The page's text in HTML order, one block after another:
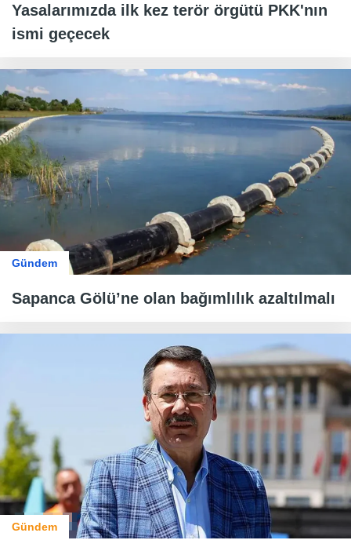
Yasalarımızda ilk kez terör örgütü PKK'nın
ismi geçecek
Gündem
Sapanca Gölü’ne olan bağımlılık azaltılmalı
Gündem